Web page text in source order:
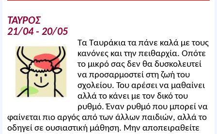
ΤΑΥΡΟΣ
21/04 - 20/05
Τα Ταυράκια τα πάνε καλά με τους
κανόνες και την πειθαρχία. Οπότε
το μικρό σας δεν θα δυσκολευτεί
να προσαρμοστεί στη ζωή του
σχολείου. Του αρέσει να μαθαίνει
αλλά το κάνει με τον δικό του
ρυθμό. Έναν ρυθμό που μπορεί να
φαίνεται πιο αργός από των άλλων παιδιών, αλλά το
οδηγεί σε ουσιαστική μάθηση. Μην αποπειραθείτε